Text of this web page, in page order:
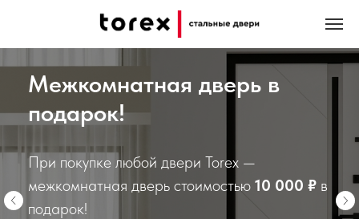
Межкомнатная дверь в
подарок!
При покупке любой двери Torex —
межкомнатная дверь стоимостью 10 000 ₽ в
подарок!